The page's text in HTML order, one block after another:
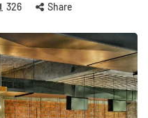
326 Share